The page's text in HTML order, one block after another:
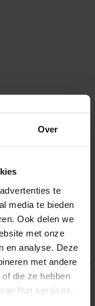
Over
te
media te bieden
Ook delen we
met onze
en analyse. Deze
met andere
die ze hebben
hun services.
has occurred while
console for more